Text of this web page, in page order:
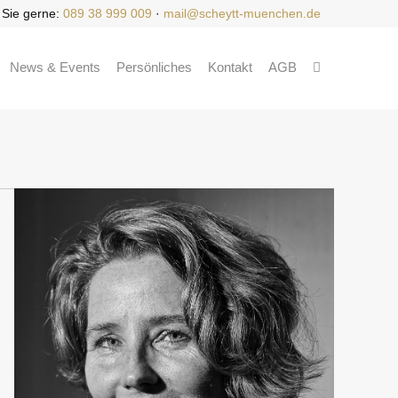
gerne: 089 38 999 009 · mail@scheytt-muenchen.de
News & Events Persönliches Kontakt AGB